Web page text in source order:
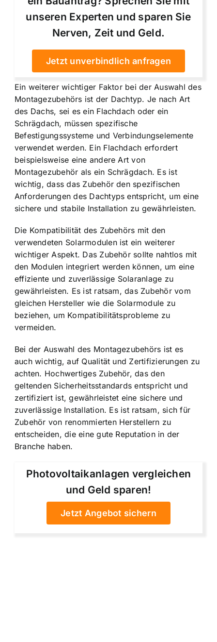
unseren Experten und sparen Sie
Nerven, Zeit und Geld.
Jetzt unverbindlich anfragen
Ein weiterer wichtiger Faktor bei der Auswahl des
Montagezubehörs ist der Dachtyp. Je nach Art
des Dachs, sei es ein Flachdach oder ein
Schrägdach, müssen spezifische
Befestigungssysteme und Verbindungselemente
verwendet werden. Ein Flachdach erfordert
beispielsweise eine andere Art von
Montagezubehör als ein Schrägdach. Es ist
wichtig, dass das Zubehör den spezifischen
Anforderungen des Dachtyps entspricht, um eine
sichere und stabile Installation zu gewährleisten.
Die Kompatibilität des Zubehörs mit den
verwendeten Solarmodulen ist ein weiterer
wichtiger Aspekt. Das Zubehör sollte nahtlos mit
den Modulen integriert werden können, um eine
effiziente und zuverlässige Solaranlage zu
gewährleisten. Es ist ratsam, das Zubehör vom
gleichen Hersteller wie die Solarmodule zu
beziehen, um Kompatibilitätsprobleme zu
vermeiden.
Bei der Auswahl des Montagezubehörs ist es
auch wichtig, auf Qualität und Zertifizierungen zu
achten. Hochwertiges Zubehör, das den
geltenden Sicherheitsstandards entspricht und
zertifiziert ist, gewährleistet eine sichere und
zuverlässige Installation. Es ist ratsam, sich für
Zubehör von renommierten Herstellern zu
entscheiden, die eine gute Reputation in der
Branche haben.
Photovoltaikanlagen vergleichen
und Geld sparen!
Jetzt Angebot sichern